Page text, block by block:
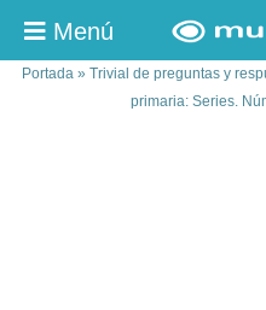
Menú
Portada » Trivial de preguntas y
primaria: Series.